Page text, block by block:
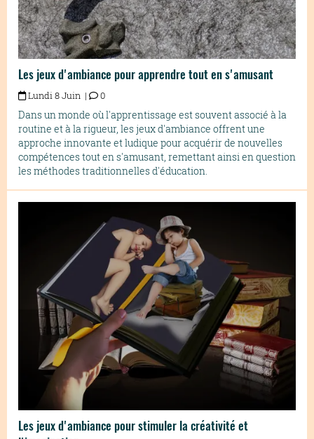
Les jeux d'ambiance pour apprendre tout en s'amusant
Lundi 8 Juin | 0
Dans un monde où l'apprentissage est souvent associé à la
routine et à la rigueur, les jeux d'ambiance offrent une
approche innovante et ludique pour acquérir de nouvelles
compétences tout en s'amusant, remettant ainsi en question
les méthodes traditionnelles d'éducation.
Les jeux d'ambiance pour stimuler la créativité et